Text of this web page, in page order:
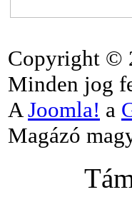
Copyright ©
Minden jog
A Joomla! a
Magázó